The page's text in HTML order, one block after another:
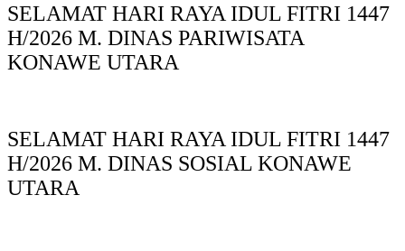
SELAMAT HARI RAYA IDUL FITRI 1447
H/2026 M. DINAS PARIWISATA
KONAWE UTARA
SELAMAT HARI RAYA IDUL FITRI 1447
H/2026 M. DINAS SOSIAL KONAWE
UTARA